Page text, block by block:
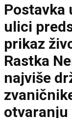
Postavka
ulici
prikaz
Rastka
najviše
otvaranju